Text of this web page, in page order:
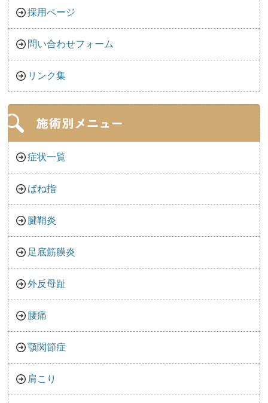
採用ページ
問い合わせフォーム
リンク集
症状一覧
ばね指
腱鞘炎
足底筋膜炎
外反母趾
腰痛
顎関節症
肩こり